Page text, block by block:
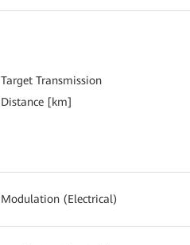
Target Transmission
Distance [km]
Modulation (Electrical)